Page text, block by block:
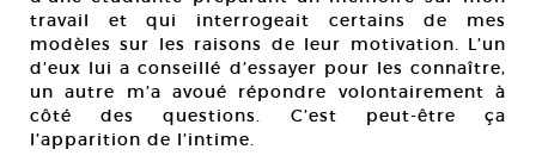
travail et qui interrogeait certains de mes
modèles sur les raisons de leur motivation. L’un
d’eux lui a conseillé d’essayer pour les connaître,
un autre m’a avoué répondre volontairement à
côté des questions. C’est peut-être ça
l’apparition de l’intime.